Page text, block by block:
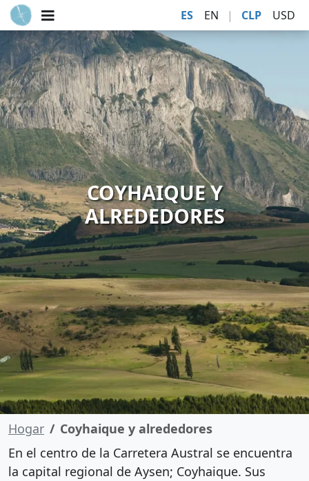
ES EN | CLP USD
COYHAIQUE Y
ALREDEDORES
Hogar
Coyhaique y alrededores
En el centro de la Carretera Austral se encuentra
la capital regional de Aysen; Coyhaique. Sus